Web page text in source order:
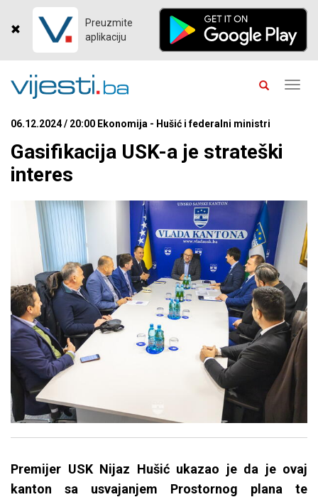
Preuzmite
aplikaciju
06.12.2024 / 20:00 Ekonomija - Hušić i federalni ministri
Gasifikacija USK-a je strateški
interes
Premijer USK Nijaz Hušić ukazao je da je ovaj
kanton sa usvajanjem Prostornog plana te